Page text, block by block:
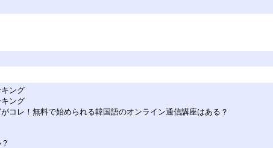
ング
ング
コレ！無料で始められる韓国語のオンライン通信講座はある？